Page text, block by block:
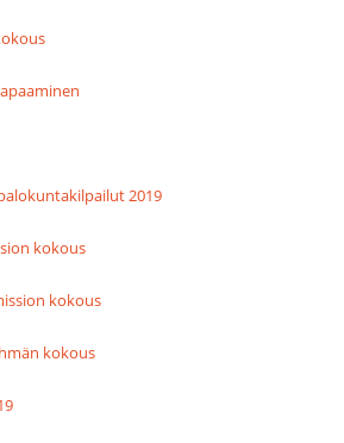
2019
kokous
kokous
kokous